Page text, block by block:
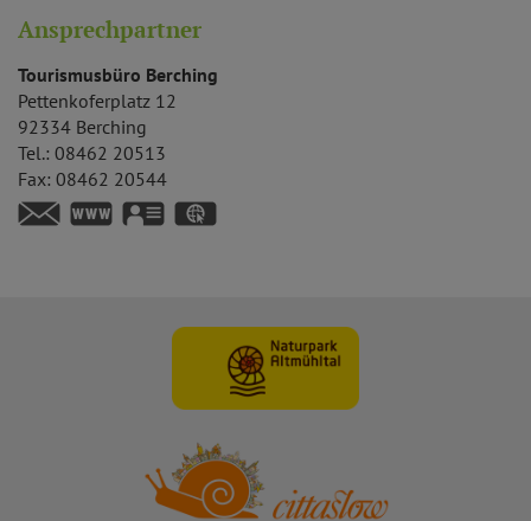
Ansprechpartner
Tourismusbüro Berching
Pettenkoferplatz 12
92334 Berching
Tel.: 08462 20513
Fax: 08462 20544
https://www.berching.de
vCard